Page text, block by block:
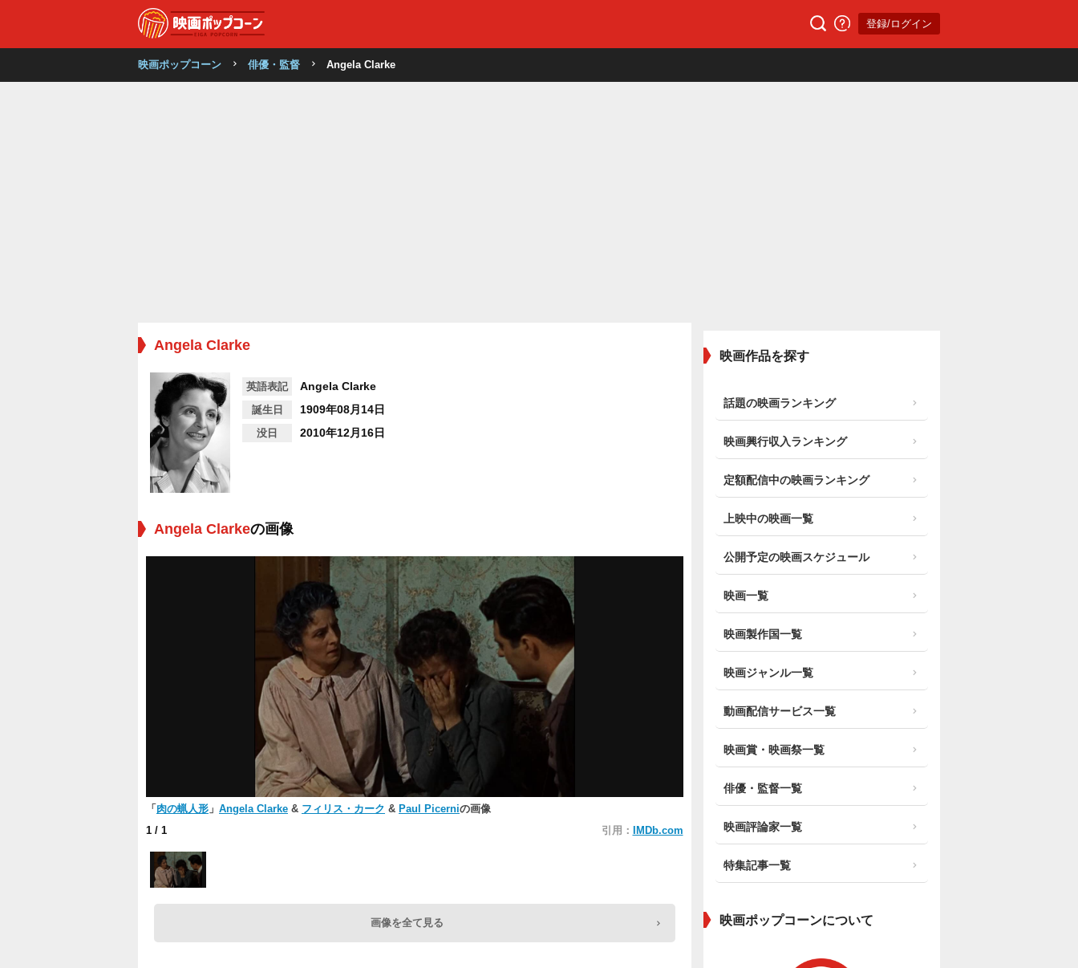
登録/ログイン
映画ポップコーン 俳優・監督 Angela Clarke
Angela Clarke
英語表記 Angela Clarke
誕生日 1909年08月14日
没日 2010年12月16日
Angela Clarkeの画像
「 肉の蝋人形 」 Angela Clarke & フィリス・カーク & Paul Picerniの画像
1 / 1 引用： IMDb.com
画像を全て見る
映画作品を探す
話題の映画ランキング
映画興行収入ランキング
定額配信中の映画ランキング
上映中の映画一覧
公開予定の映画スケジュール
映画一覧
映画製作国一覧
映画ジャンル一覧
動画配信サービス一覧
映画賞・映画祭一覧
俳優・監督一覧
映画評論家一覧
特集記事一覧
映画ポップコーンについて